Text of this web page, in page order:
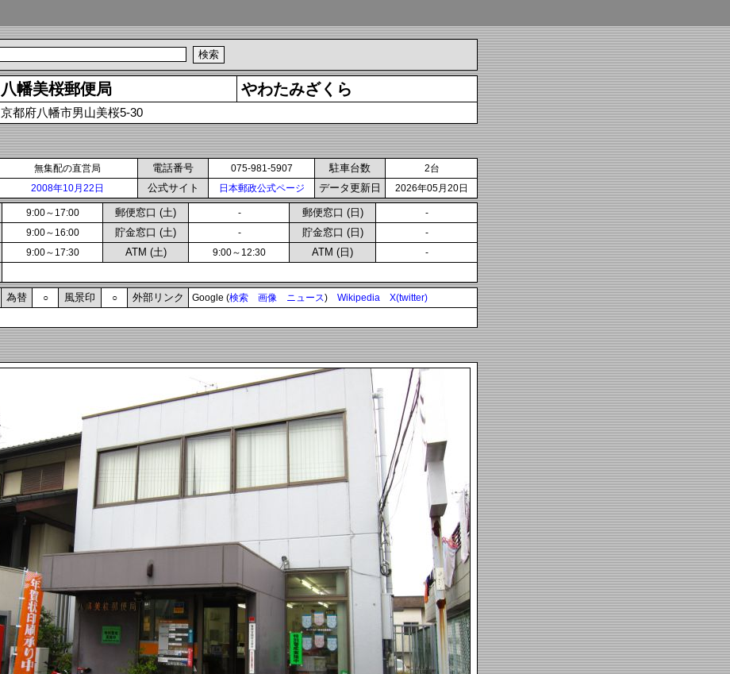
八幡美桜郵便局 やわたみざくら
京都府八幡市男山美桜5-30
無集配の直営局 電話番号 075-981-5907 駐車台数 2台
2008年10月22日 公式サイト 日本郵政公式ページ データ更新日 2026年05月20日
9:00～17:00 郵便窓口 (土) - 郵便窓口 (日) -
9:00～16:00 貯金窓口 (土) - 貯金窓口 (日) -
9:00～17:30 ATM (土) 9:00～12:30 ATM (日) -
為替 ○ 風景印 ○ 外部リンク Google (検索 画像 ニュース) Wikipedia X(twitter)